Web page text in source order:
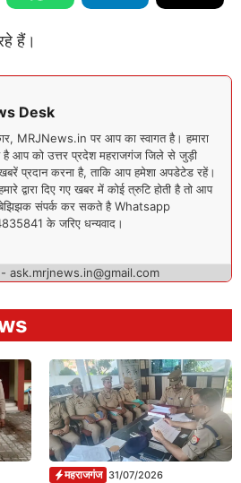
हैं।
Desk
MRJNews.in पर आप का स्वागत है। हमारा
है आप को उत्तर प्रदेश महराजगंज जिले से जुड़ी
प्रदान करना है, ताकि आप हमेशा अपडेटेड रहें।
द्वारा दिए गए खबर में कोई त्रुटि होती है तो आप
संपर्क कर सकते है Whatsapp
के जरिए धन्यवाद।
ask.mrjnews.in@gmail.com
महराजगंज 31/07/2026